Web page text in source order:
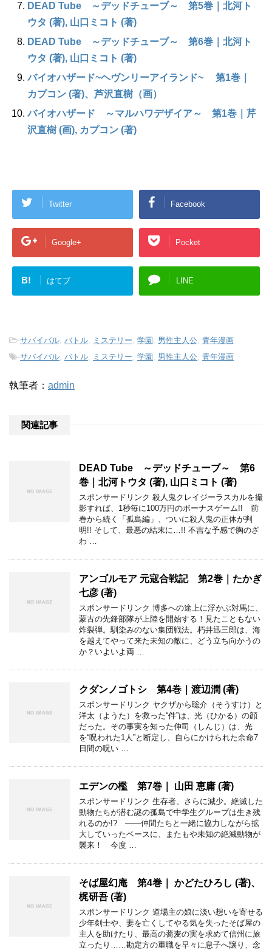
DEAD Tube ～デッドチューブ～ 第5巻｜北河ト
ウタ (著), 山口ミコト (著)
DEAD Tube ～デッドチューブ～ 第6巻｜北河ト
ウタ (著), 山口ミコト (著)
バイオハザード~ヘヴンリーアイランド~ 第1巻｜
カプコン (著)、芦沢直樹（画）
バイオハザード ～マルハワデザイア～ 第1巻｜芹
沢直樹 (画), カプコン (著)
Twitter Facebook
Google+ Pocket
B! はてブ LINE
-サバイバル バトル ミステリー 学園 男性主人公 青年漫画
-サバイバル バトル ミステリー 学園 男性主人公 青年漫画
執筆者： admin
関連記事
DEAD Tube ～デッドチューブ～ 第6
巻｜北河トウタ (著), 山口ミコト (著)
スポンサードリンク 殺人鬼クレイジーラスカルを撮
影すれば、1秒毎に100万円のボーナスゲーム!! 前
巻から続く「孤島編」、ついに殺人鬼の正体が判
明!! そして、最悪の結末に…!! 不吉な予感で胸のざ
わ …
アンゴルモア 元寇合戦記 第2巻｜たかぎ
七彦 (著)
スポンサードリンク 博多への途上に浮かぶ対馬に、
蒙古の先鋒部隊が上陸を開始する！見たこともない
炸裂弾。馴染みのない集団戦法。朽井迅三郎は、海
を越えてやって来た未知の敵に、どう立ち向かうの
か？いよいよ両 …
クダンノゴトシ 第4巻｜渡辺潤 (著)
スポンサードリンク ヤクザから聡介（そうすけ）と
洋太（ようた）を救った“件”は、光（ひかる）の顔
だった。その事実を知った伸司（しんじ）は、光
を“呪われた1人”と断定し、自らにかけられた余命7
日間の呪い …
エデンの檻 第7巻｜ 山田 恵庸 (著)
スポンサードリンク 生存者、さらに減少。絶滅した
動物たちが潜む謎の孤島で中学生グループは生き残
れるのか!? ――仲間たちと一緒に協力しながら拡
大していったベースに、またもや未知の絶滅動物が
襲来！ 今度 …
そば屋幻庵 第4巻｜ かどたひろし (著)、
梶研吾 (著)
スポンサードリンク 道場主の娘に淡い想いを寄せる
少年剣士や、妻を亡くしてやる気を失ったそば屋の
主人を助けたり、最高の蕎麦の実を求めて信州に旅
立ったり……勘定方の重職を早々に息子へ譲り、念